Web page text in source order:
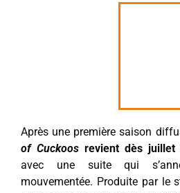
Après une première saison
of Cuckoos revient dès juillet
avec une suite qui
mouvementée. Produite par le